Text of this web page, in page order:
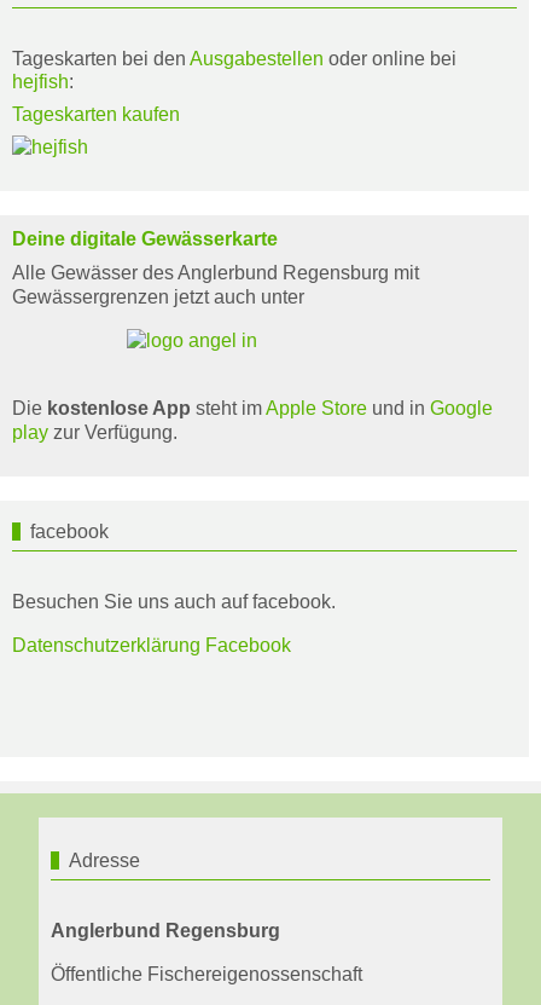
Tageskarten bei den Ausgabestellen oder online bei
hejfish:
Tageskarten kaufen
Deine digitale Gewässerkarte
Alle Gewässer des Anglerbund Regensburg mit
Gewässergrenzen jetzt auch unter
Die kostenlose App steht imApple Store und in Google
play zur Verfügung.
facebook
Besuchen Sie uns auch auf facebook.
Datenschutzerklärung Facebook
Adresse
Anglerbund Regensburg
Öffentliche Fischereigenossenschaft